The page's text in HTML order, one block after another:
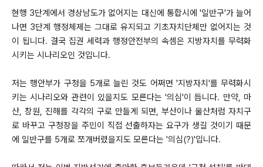
현행 3단계에서 경상남도가 없어지는 대신에 통합시에 '일반구'가 늘어
나면 3단계 행정체제는 그대로 유지되고 기초자치단체만 없어지는 것
이 됩니다. 결국 집권 세력과 행정안전부의 속셈은 지방자치를 무력화
시키는 시나리오인 것입니다.
저는 행안부가 구청을 5개로 늘린 것도 어쩌면 '지방자치'를 무력화시
키는 시나리오와 관련이 있을지도 모른다는 '의심'이 듭니다. 만약, 마
산, 창원, 진해를 각각의 구로 만들게 되면, 부산이나 울산처럼 자치구
로 바꾸고 구청장을 주민이 직접 선출하자는 요구가 생길 것이기 때문
에 일반구를 5개로 쪼개버렸을지도 모른다는 '의심(?)'입니다.